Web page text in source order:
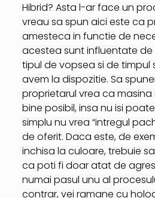
Hibrid? Asta l-ar face un
vreau sa spun aici este ca
amesteca in functie de
acestea sunt influentate de
tipul de vopsea si de timpul
avem la dispozitie. Sa
proprietarul vrea ca
bine posibil, insa nu isi
simplu nu vrea “intregul
de oferit. Daca este, de
inchisa la culoare, trebuie
ca poti fi doar atat de
numai pasul unu al
contrar, vei ramane cu